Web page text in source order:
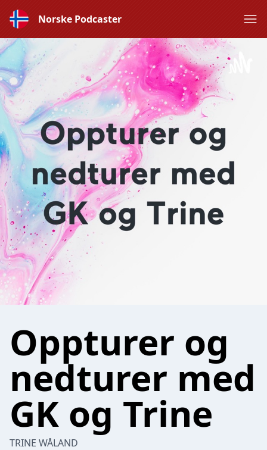
Norske Podcaster
Oppturer og
nedturer med
GK og Trine
TRINE WÅLAND